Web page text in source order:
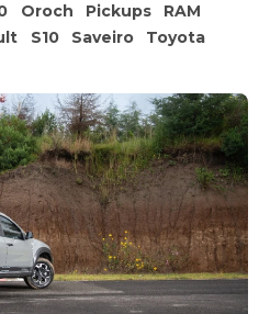
Oroch Pickups
RAM
S10 Saveiro
Toyota